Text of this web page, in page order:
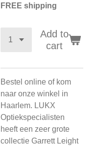
FREE shipping
Add to
cart
Bestel online of kom
naar onze winkel in
Haarlem. LUKX
Optiekspecialisten
heeft een zeer grote
collectie Garrett Leight